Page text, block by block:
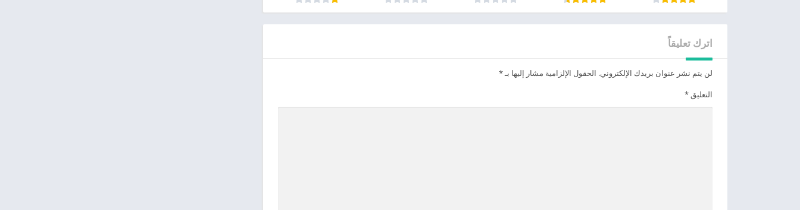
اترك تعليقاً
لن يتم نشر عنوان بريدك الإلكتروني. الحقول الإلزامية مشار إليها بـ*
التعليق *